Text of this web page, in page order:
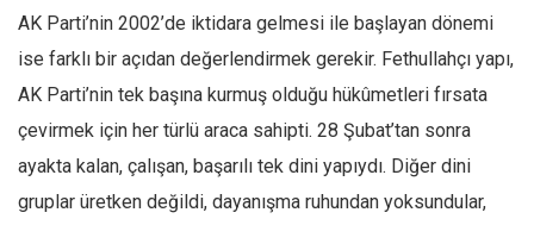
AK Parti’nin 2002’de iktidara gelmesi ile başlayan dönemi
ise farklı bir açıdan değerlendirmek gerekir. Fethullahçı yapı,
AK Parti’nin tek başına kurmuş olduğu hükûmetleri fırsata
çevirmek için her türlü araca sahipti. 28 Şubat’tan sonra
ayakta kalan, çalışan, başarılı tek dini yapıydı. Diğer dini
gruplar üretken değildi, dayanışma ruhundan yoksundular,